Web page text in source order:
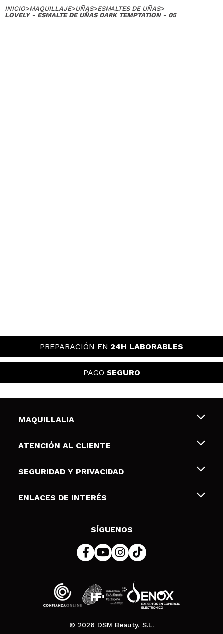
INICIO>MAQUILLAJE>UÑAS>ESMALTES DE UÑAS>
LOVELY - ESMALTE DE UÑAS DARK TEMPTATION - 05
PREPARACIÓN EN 24H LABORABLES
PAGO SEGURO
MAQUILLALIA
Sobre nosotros
Tarjetas de Regalo
ATENCIÓN AL CLIENTE
Envíos y devoluciones
Formas de pago
SEGURIDAD Y PRIVACIDAD
Terminos y condiciones de uso
Política de cookies
ENLACES DE INTERÉS
SÍGUENOS
© 2026 DSM Beauty, S.L.